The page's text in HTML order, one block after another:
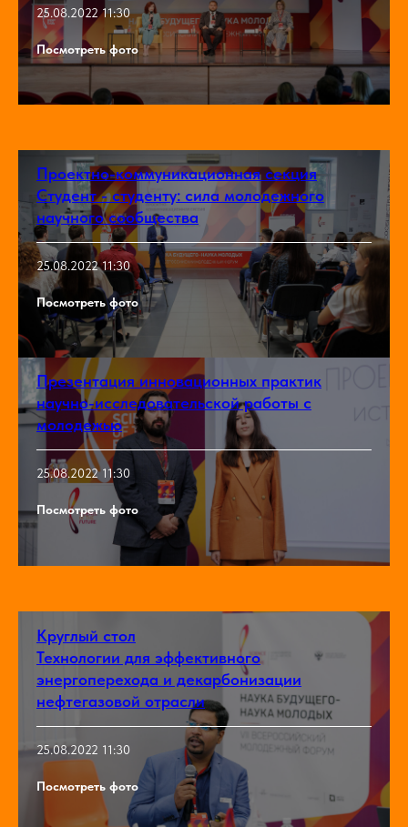
25.08.2022 11:30
Посмотреть фото
Проектно-коммуникационная секция
Студент - студенту: сила молодежного
научного сообщества
25.08.2022 11:30
Посмотреть фото
Презентация инновационных практик
научно-исследовательской работы с
молодежью
25.08.2022 11:30
Посмотреть фото
Круглый стол
Технологии для эффективного
энергоперехода и декарбонизации
нефтегазовой отрасли
25.08.2022 11:30
Посмотреть фото